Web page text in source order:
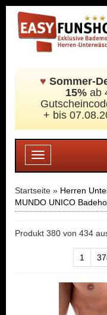
♥ Sommer-
15% ab
+ bis
Toggle
navigation
Startseite » Herren
MUNDO UNICO
Produkt 380 von 434
1